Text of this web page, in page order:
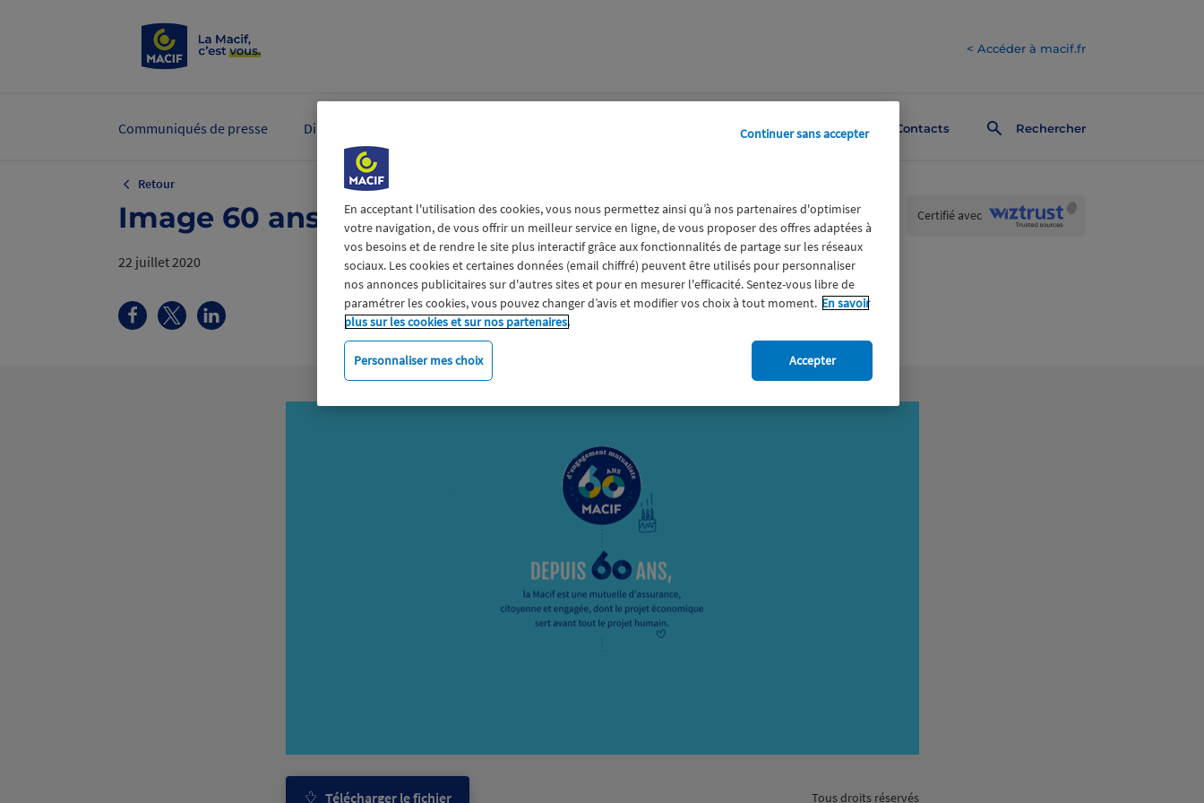
< Accéder à macif.fr
Contacts Rechercher
Communiqués de presse Dirigeants et experts
Retour
Image 60 ans 2.png
22 juillet 2020
Certifié avecWiztrust
trusted
Télécharger le fichier Tous droits réservés
En acceptant l'utilisation des cookies, vous nous permettez ainsi qu’à nos partenaires d'optimiser
votre navigation, de vous offrir un meilleur service en ligne, de vous proposer des offres adaptées à
vos besoins et de rendre le site plus interactif grâce aux fonctionnalités de partage sur les réseaux
sociaux. Les cookies et certaines données (email chiffré) peuvent être utilisés pour personnaliser
nos annonces publicitaires sur d'autres sites et pour en mesurer l'efficacité. Sentez-vous libre de
paramétrer les cookies, vous pouvez changer d’avis et modifier vos choix à tout moment. En savoir
plus sur les cookies et sur nos partenaires.
Personnaliser mes choix
Continuer sans accepter
Accepter